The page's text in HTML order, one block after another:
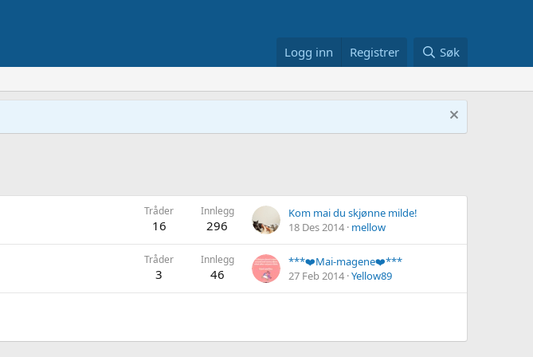
Logg inn Registrer Søk
Tråder
16
Innlegg
296
Kom mai du skjønne milde!
18 Des 2014 mellow
Tråder
3
Innlegg
46
***❤️Mai-magene❤️***
27 Feb 2014 Yellow89